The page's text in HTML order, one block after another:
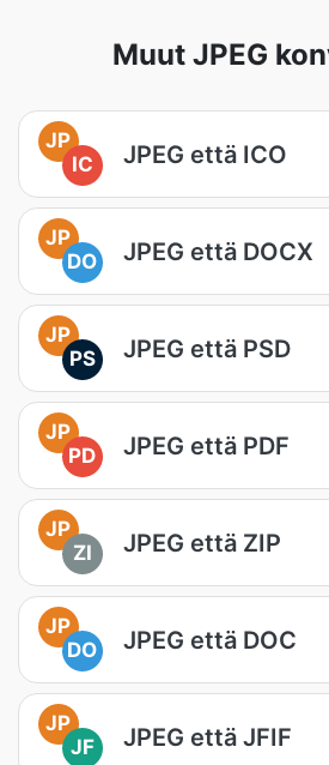
Muut JPEG
JP
IC
JPEG että ICO
JP
DO
JPEG että DOCX
JP
PS
JPEG että PSD
JP
PD
JPEG että PDF
JP
ZI
JPEG että ZIP
JP
DO
JPEG että DOC
JP
JF
JPEG että JFIF